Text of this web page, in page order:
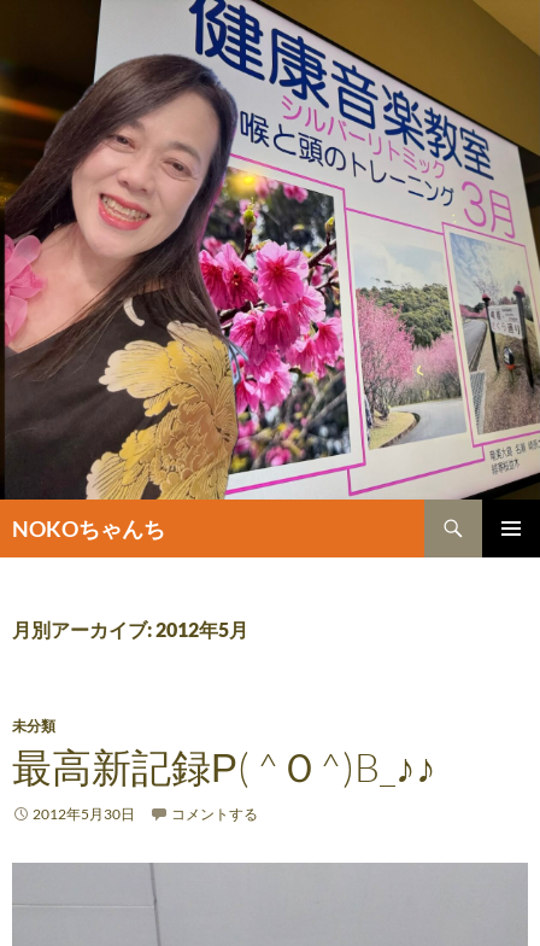
NOKOちゃんち
索
ン
キ
ッ
プ
月別アーカイブ: 2012年5月
未分類
最高新記録Ρ( ^Ｏ^)B_♪♪
2012年5月30日 コメントする